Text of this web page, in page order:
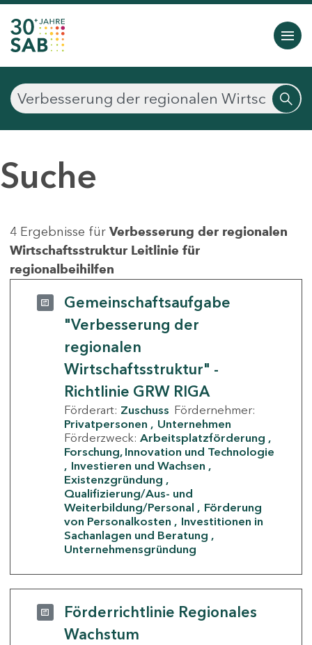
Suche
4 Ergebnisse für Verbesserung der regionalen
Wirtschaftsstruktur Leitlinie für
regionalbeihilfen
Gemeinschaftsaufgabe
"Verbesserung der
regionalen
Wirtschaftsstruktur" -
Richtlinie GRW RIGA
Förderart: Zuschuss Fördernehmer:
Privatpersonen
Unternehmen
Förderzweck: Arbeitsplatzförderung
Forschung, Innovation und Technologie
Investieren und Wachsen
Existenzgründung
Qualifizierung/Aus- und
Weiterbildung/Personal
Förderung
von Personalkosten
Investitionen in
Sachanlagen und Beratung
Unternehmensgründung
Förderrichtlinie Regionales
Wachstum